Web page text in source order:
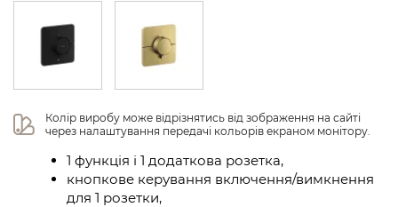
Колір виробу може відрізнятись від зображення на сайті
через налаштування передачі кольорів екраном монітору.
1 функція і 1 додаткова розетка,
кнопкове керування включення/вимкнення
для 1 розетки,